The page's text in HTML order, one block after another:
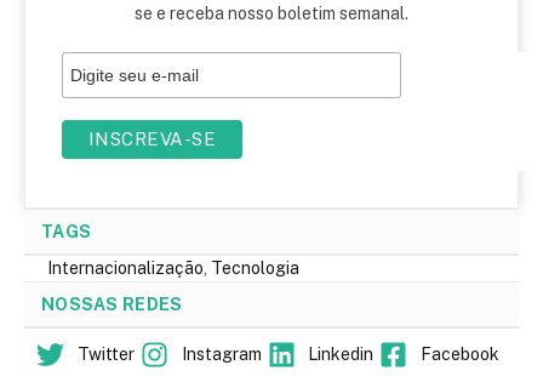
se e receba nosso boletim semanal.
TAGS
Internacionalização, Tecnologia
NOSSAS REDES
Twitter Instagram Linkedin Facebook